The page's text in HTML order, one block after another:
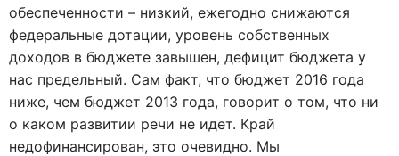
обеспеченности – низкий, ежегодно снижаются
федеральные дотации, уровень собственных
доходов в бюджете завышен, дефицит бюджета у
нас предельный. Сам факт, что бюджет 2016 года
ниже, чем бюджет 2013 года, говорит о том, что ни
о каком развитии речи не идет. Край
недофинансирован, это очевидно. Мы